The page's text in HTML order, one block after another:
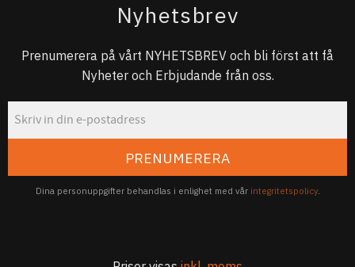
Nyhetsbrev
Prenumerera på vårt NYHETSBREV och bli först att få
Nyheter och Erbjudande från oss.
PRENUMERERA
Dina personuppgifter behandlas i enlighet med vår integritetspolicy.